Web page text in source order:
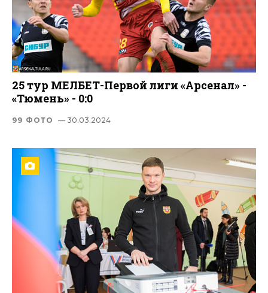
25 тур МЕЛБЕТ-Первой лиги «Арсенал» -
«Тюмень» - 0:0
99 ФОТО — 30.03.2024